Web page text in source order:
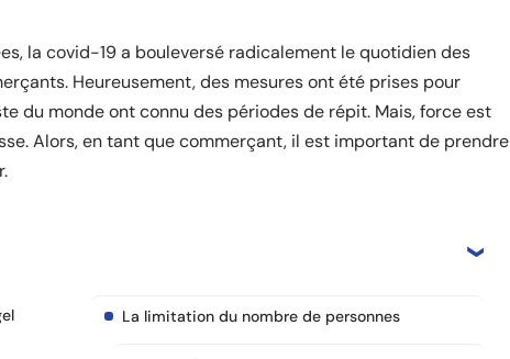
la covid-19 a bouleversé radicalement le quotidien des
Heureusement, des mesures ont été prises pour
du monde ont connu des périodes de répit. Mais, force est
Alors, en tant que commerçant, il est important de prendre
La limitation du nombre de personnes